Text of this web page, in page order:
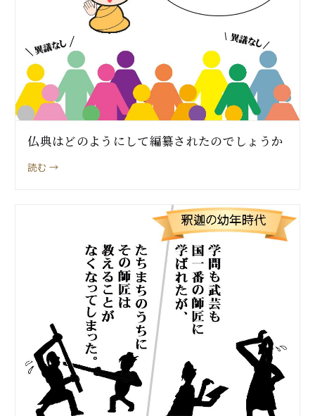
仏典はどのようにして編纂されたのでしょうか
読む →